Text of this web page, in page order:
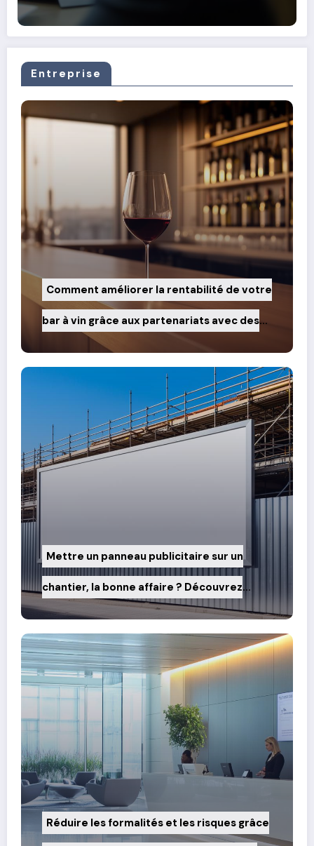
Entreprise
Comment améliorer la rentabilité de votre
bar à vin grâce aux partenariats avec des
producteurs locaux
Mettre un panneau publicitaire sur un
chantier, la bonne affaire ? Découvrez
comment rentabiliser vos travaux
Réduire les formalités et les risques grâce